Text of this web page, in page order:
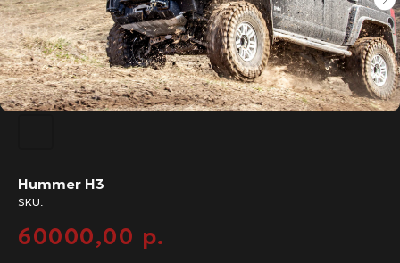
Hummer H3
SKU:
60000,00 р.